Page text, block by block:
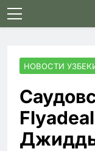
Skip
to
НОВОСТИ